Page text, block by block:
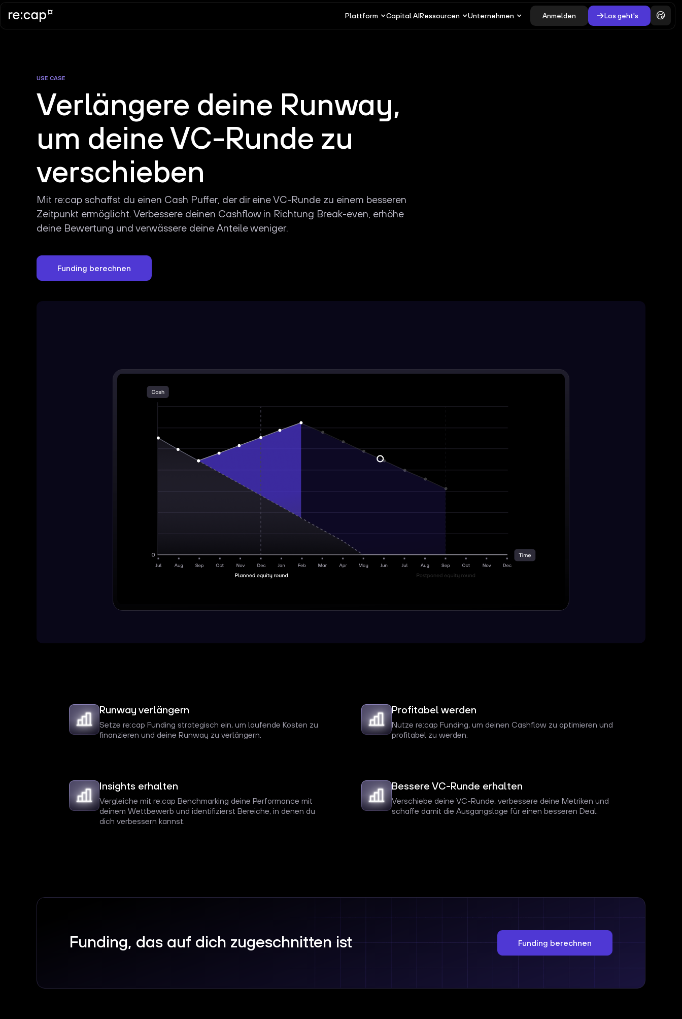
Plattform Capital AIRessourcen Unternehmen Anmelden Los geht's
USE CASE
Verlängere deine Runway,
um deine VC-Runde zu
verschieben
Mit re:cap schaffst du einen Cash Puffer, der dir eine VC-Runde zu einem besseren
Zeitpunkt ermöglicht. Verbessere deinen Cashflow in Richtung Break-even, erhöhe
deine Bewertung und verwässere deine Anteile weniger.
Funding berechnen
Runway verlängern
Setze re:cap Funding strategisch ein, um laufende Kosten zu
finanzieren und deine Runway zu verlängern.
Profitabel werden
Nutze re:cap Funding, um deinen Cashflow zu optimieren und
profitabel zu werden.
Insights erhalten
Vergleiche mit re:cap Benchmarking deine Performance mit
deinem Wettbewerb und identifizierst Bereiche, in denen du
dich verbessern kannst.
Bessere VC-Runde erhalten
Verschiebe deine VC-Runde, verbessere deine Metriken und
schaffe damit die Ausgangslage für einen besseren Deal.
Funding, das auf dich zugeschnitten ist Funding berechnen